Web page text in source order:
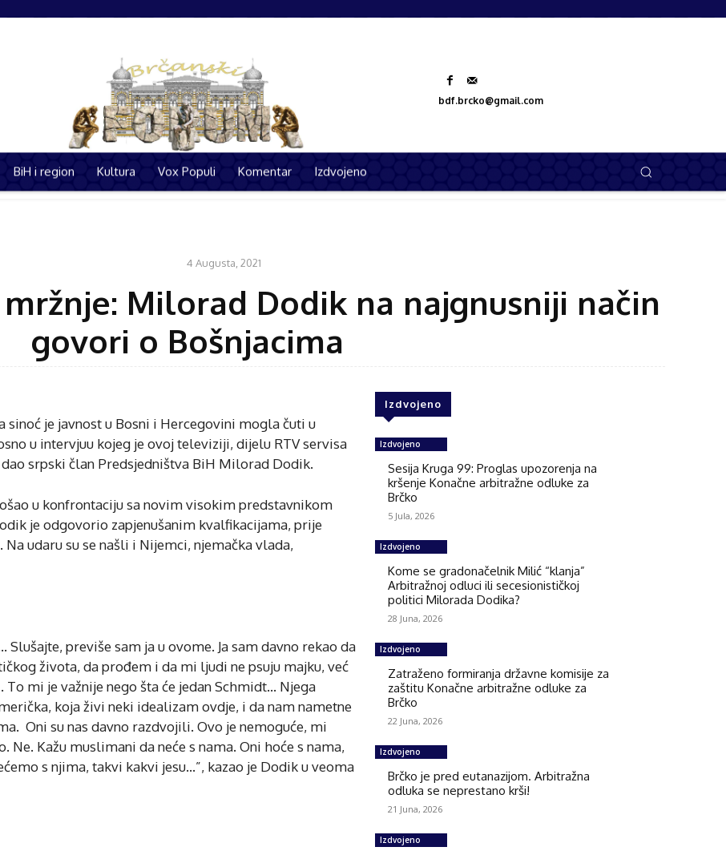
bdf.brcko@gmail.com
Politika BiH i region Kultura Vox Populi Komentar
BiH i region Kultura Vox Populi Komentar Izdvojeno
4 Augusta, 2021
Milorad Dodik na najgnusniji način
govori o Bošnjacima
sinoć je javnost u Bosni i Hercegovini mogla čuti u
u intervjuu kojeg je ovoj televiziji, dijelu RTV servisa
srpski član Predsjedništva BiH Milorad Dodik.
u konfrontaciju sa novim visokim predstavnikom
je odgovorio zapjenušanim kvalfikacijama, prije
udaru su se našli i Nijemci, njemačka vlada,
previše sam ja u ovome. Ja sam davno rekao da
života, da prođem i da mi ljudi ne psuju majku, već
To mi je važnije nego šta će jedan Schmidt… Njega
koja živi neki idealizam ovdje, i da nam nametne
Oni su nas davno razdvojili. Ovo je nemoguće, mi
Ne. Kažu muslimani da neće s nama. Oni hoće s nama,
s njima, takvi kakvi jesu…”, kazao je Dodik u veoma
Izdvojeno
Izdvojeno
Sesija Kruga 99: Proglas upozorenja na
kršenje Konačne arbitražne odluke za
Brčko
5 Jula, 2026
Izdvojeno
Kome se gradonačelnik Milić “klanja”
Arbitražnoj odluci ili secesionističkoj
politici Milorada Dodika?
28 Juna, 2026
Izdvojeno
Zatraženo formiranja državne komisije za
zaštitu Konačne arbitražne odluke za
Brčko
22 Juna, 2026
Izdvojeno
Brčko je pred eutanazijom. Arbitražna
odluka se neprestano krši!
21 Juna, 2026
Izdvojeno